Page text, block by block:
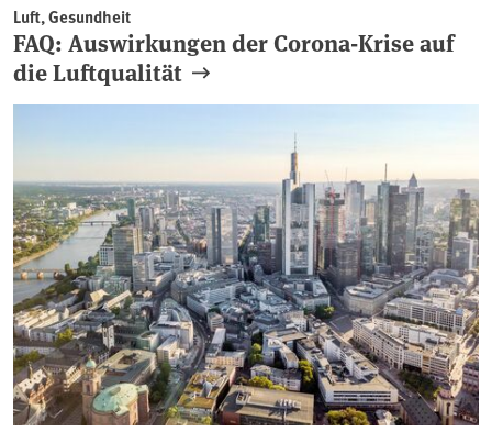
Luft, Gesundheit
FAQ: Auswirkungen der Corona-Krise auf
die Luftqualität